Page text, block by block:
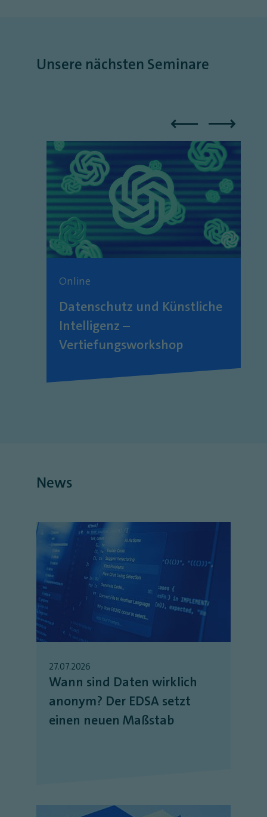
Unsere nächsten Seminare
Online
Datenschutz und Künstliche
Intelligenz –
Vertiefungsworkshop
News
27.07.2026
Wann sind Daten wirklich
anonym? Der EDSA setzt
einen neuen Maßstab